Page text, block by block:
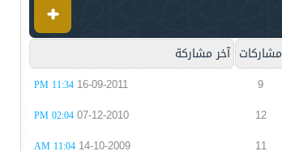
مشاركات آخر مشاركة
9
16-09-2011
11:34 PM
12
07-12-2010
02:04 PM
11
14-10-2009
11:04 AM